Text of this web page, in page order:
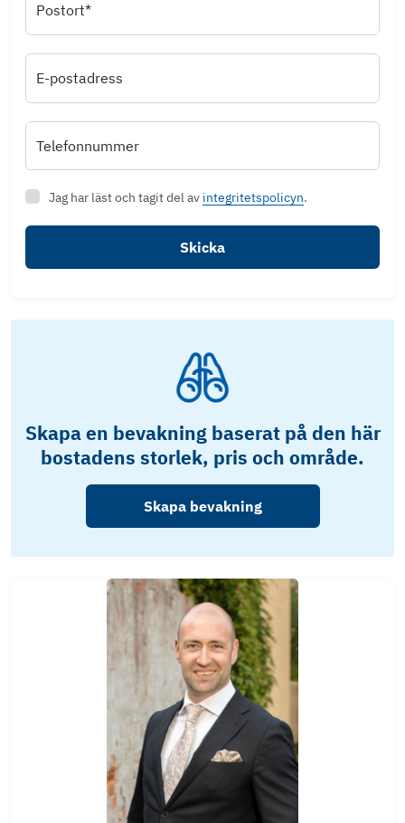
Postort*
E-postadress
Telefonnummer
Jag har läst och tagit del av integritetspolicyn.
Skicka
Skapa en bevakning baserat på den här
bostadens storlek, pris och område.
Skapa bevakning